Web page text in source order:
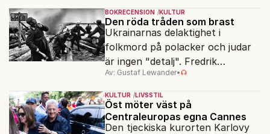
gör han en ny film.
BOKRECENSION KULTUR
Den röda tråden som brast
Ukrainarnas delaktighet i
folkmord på polacker och judar
är ingen "detalj". Fredrik
Segerfeldts iver att skildra den
ryska imperialismen leder till en
förenklad bild av historien.
Av: Gustaf Lewander•
KULTUR LIVSSTIL
Öst möter väst på
Centraleuropas egna Cannes
Den tjeckiska kurorten Karlovy